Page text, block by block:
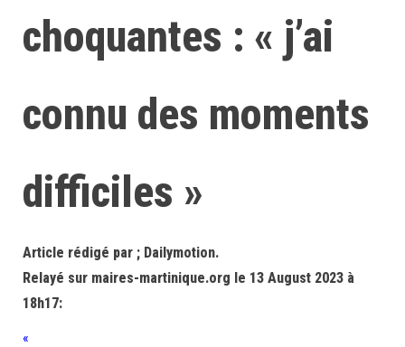
choquantes : « j’ai
connu des moments
difficiles »
Article rédigé par ; Dailymotion.
Relayé sur maires-martinique.org le 13 August 2023 à
18h17:
«